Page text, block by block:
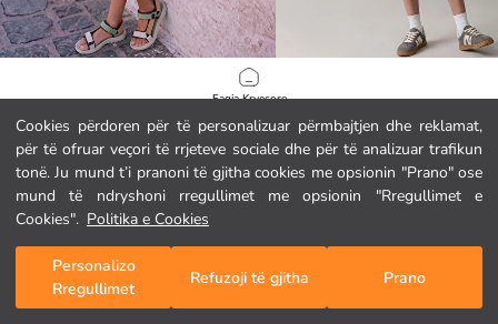
Cookies përdoren për të personalizuar përmbajtjen dhe reklamat,
për të ofruar veçori të rrjeteve sociale dhe për të analizuar trafikun
tonë. Ju mund t’i pranoni të gjitha cookies me opsionin "Prano" ose
mund të ndryshoni rregullimet me opsionin "Rregullimet e
Cookies". Politika e Cookies
Personalizo
Rregullimet
Refuzoji të gjitha Prano
Faqja Kryesore
Kategoritë
Shporta Ime
Set me bluzë me mëngë të shkurtra dhe pantallona të shkurtra të stampuara për djem
12.95 EUR
12.95 EUR